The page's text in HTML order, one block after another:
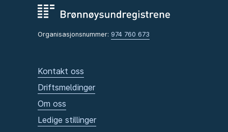
Organisasjonsnummer: 974 760 673
Kontakt oss
Driftsmeldinger
Om oss
Ledige stillinger